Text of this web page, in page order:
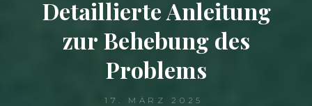
Detaillierte Anleitung
zur Behebung des
Problems
17. MÄRZ 2025